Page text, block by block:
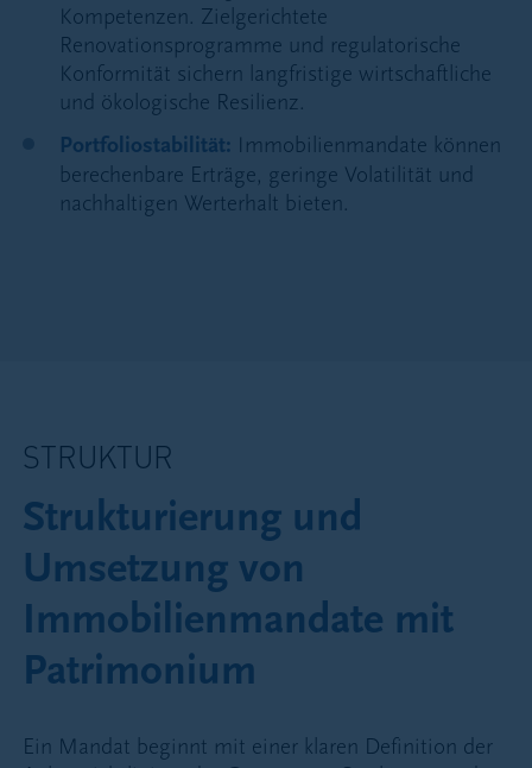
Kompetenzen. Zielgerichtete
Renovationsprogramme und regulatorische
Konformität sichern langfristige wirtschaftliche
und ökologische Resilienz.
Portfoliostabilität: Immobilienmandate können
berechenbare Erträge, geringe Volatilität und
nachhaltigen Werterhalt bieten.
STRUKTUR
Strukturierung und
Umsetzung von
Immobilienmandate mit
Patrimonium
Ein Mandat beginnt mit einer klaren Definition der